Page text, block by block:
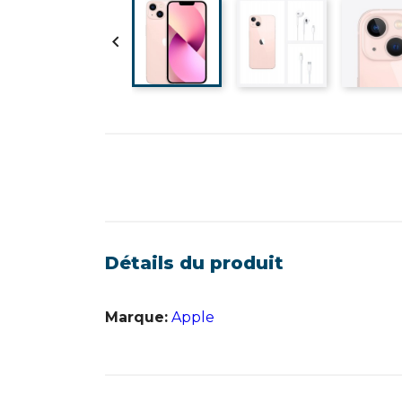

Détails du produit
Marque: Apple